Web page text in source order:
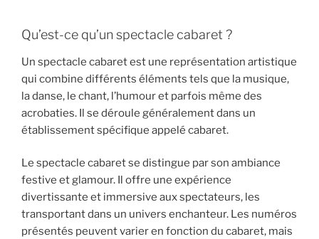
Qu’est-ce qu’un spectacle cabaret ?
Un spectacle cabaret est une représentation artistique
qui combine différents éléments tels que la musique,
la danse, le chant, l’humour et parfois même des
acrobaties. Il se déroule généralement dans un
établissement spécifique appelé cabaret.
Le spectacle cabaret se distingue par son ambiance
festive et glamour. Il offre une expérience
divertissante et immersive aux spectateurs, les
transportant dans un univers enchanteur. Les numéros
présentés peuvent varier en fonction du cabaret, mais